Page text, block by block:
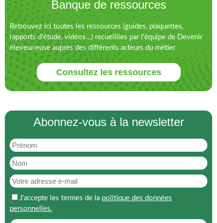
Banque de ressources
Retrouvez ici toutes les ressources (guides, plaquettes,
rapports d’étude, vidéos…) recueillies par l'équipe de Devenir
éleveur·euse auprès des différents acteurs du métier
Consultez les ressources
Abonnez-vous à la newsletter
J'accepte les termes de la politique des données
personnelles.